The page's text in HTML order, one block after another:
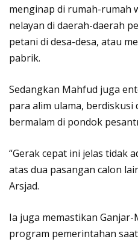
menginap di rumah-rumah
nelayan di daerah-daerah
petani di desa-desa, atau
pabrik.
Sedangkan Mahfud juga
para alim ulama,
bermalam di pondok
“Gerak cepat ini jelas tidak
atas dua pasangan calon
Arsjad.
Ia juga memastikan
program pemerintahan